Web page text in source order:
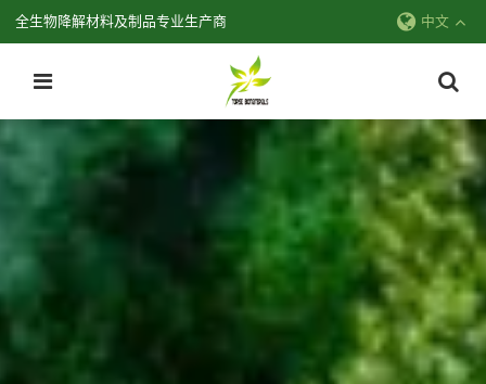
全生物降解材料及制品专业生产商 中文